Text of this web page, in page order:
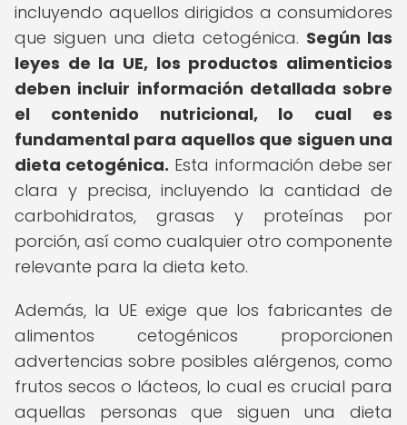
incluyendo aquellos dirigidos a consumidores
que siguen una dieta cetogénica. Según las
leyes de la UE, los productos alimenticios
deben incluir información detallada sobre
el contenido nutricional, lo cual es
fundamental para aquellos que siguen una
dieta cetogénica. Esta información debe ser
clara y precisa, incluyendo la cantidad de
carbohidratos, grasas y proteínas por
porción, así como cualquier otro componente
relevante para la dieta keto.
Además, la UE exige que los fabricantes de
alimentos cetogénicos proporcionen
advertencias sobre posibles alérgenos, como
frutos secos o lácteos, lo cual es crucial para
aquellas personas que siguen una dieta